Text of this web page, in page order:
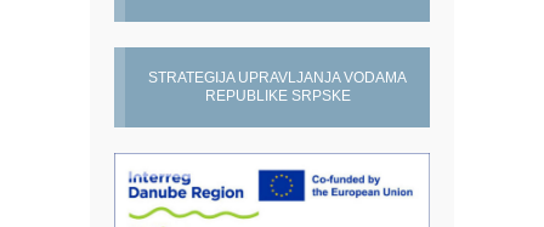
STRATEGIJA UPRAVLJANJA VODAMA
REPUBLIKE SRPSKE